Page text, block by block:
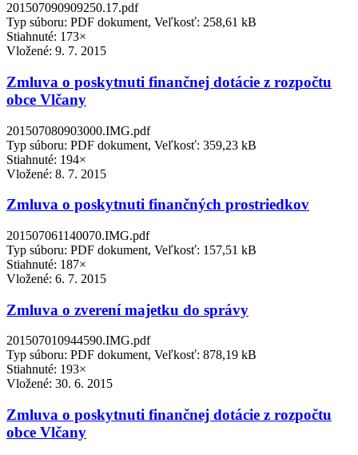
201507090909250.17.pdf
Typ súboru: PDF dokument, Veľkosť: 258,61 kB
Stiahnuté: 173×
Vložené: 9. 7. 2015
Zmluva o poskytnuti finančnej dotácie z rozpočtu
obce Vlčany
201507080903000.IMG.pdf
Typ súboru: PDF dokument, Veľkosť: 359,23 kB
Stiahnuté: 194×
Vložené: 8. 7. 2015
Zmluva o poskytnuti finančných prostriedkov
201507061140070.IMG.pdf
Typ súboru: PDF dokument, Veľkosť: 157,51 kB
Stiahnuté: 187×
Vložené: 6. 7. 2015
Zmluva o zverení majetku do správy
201507010944590.IMG.pdf
Typ súboru: PDF dokument, Veľkosť: 878,19 kB
Stiahnuté: 193×
Vložené: 30. 6. 2015
Zmluva o poskytnuti finančnej dotácie z rozpočtu
obce Vlčany